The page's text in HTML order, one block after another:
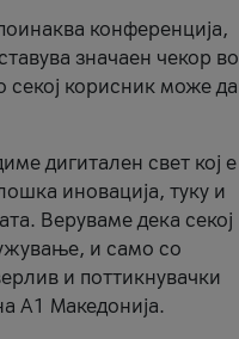
конференција,
значаен чекор во
секој корисник може да
дигитален свет кој е
иновација, туку и
Веруваме дека секој
и само со
и поттикнувачки
А1 Македонија.